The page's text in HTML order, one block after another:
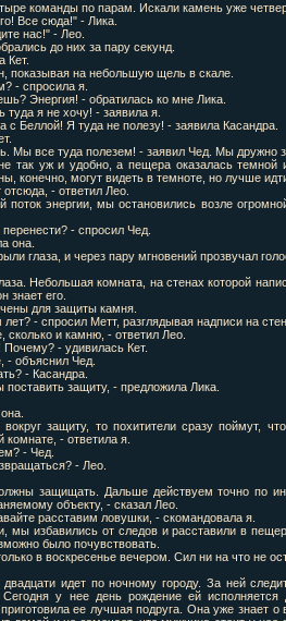
команды по парам. Искали камень уже
Все сюда!" - Лика.
нас!" - Лео.
до них за пару секунд.
Кет.
показывая на небольшую щель в скале.
- спросила я.
Энергия! - обратилась ко мне Лика.
туда я не хочу! - заявила я.
с Беллой! Я туда не полезу! - заявила Касандра.
Мы все туда полезем! - заявил Чед. Мы дружно
так уж и удобно, а пещера оказалась
конечно, могут видеть в темноте, но лучше
- ответил Лео.
поток энергии, мы остановились возле
- спросил Чед.
она.
глаза, и через пару мгновений прозвучал
Небольшая комната, на стенах которой
знает его.
для защиты камня.
- спросил Метт, разглядывая надписи на
сколько и камню, - ответил Лео.
- удивилась Кет.
объяснил Чед.
- Касандра.
защиту, - предложила Лика.
защиту, то похитители сразу поймут,
- ответила я.
- Чед.
- Лео.
защищать. Дальше действуем точно по
объекту, - сказал Лео.
расставим ловушки, - скомандовала я.
мы избавились от следов и расставили в
было почувствовать.
в воскресенье вечером. Сил ни на что не
идет по ночному городу. За ней
Сегодня у нее день рождение ей
ее лучшая подруга. Она уже знает о